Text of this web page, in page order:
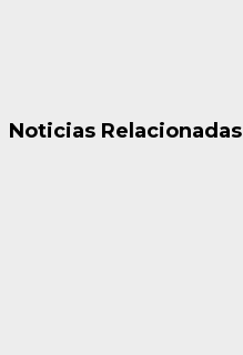
Noticias Relacionadas